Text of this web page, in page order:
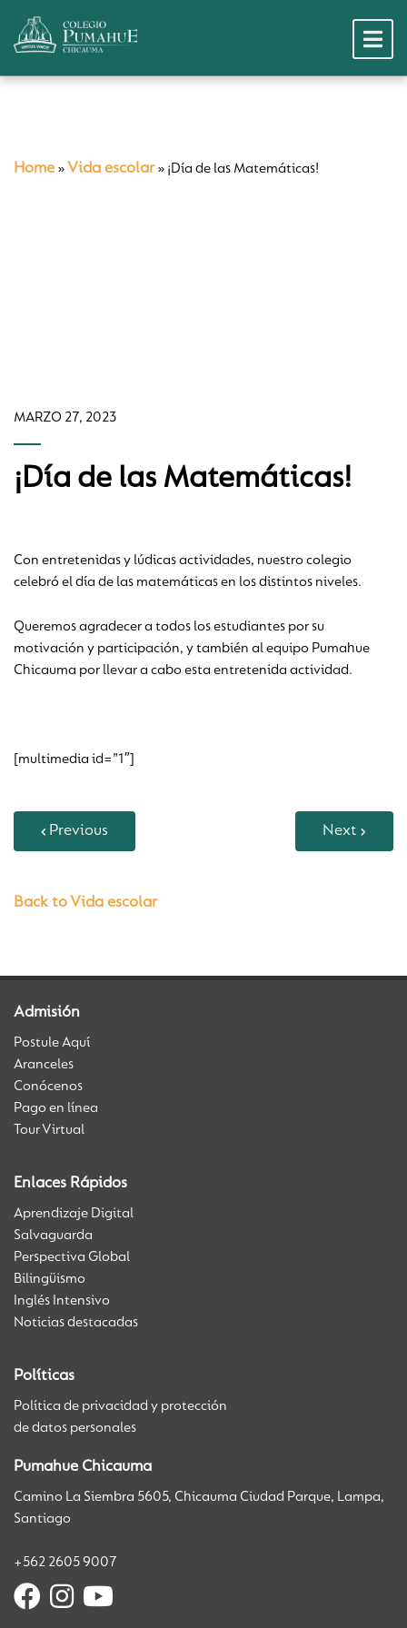
Home » Vida escolar» ¡Día de las Matemáticas!
MARZO 27, 2023
¡Día de las Matemáticas!
Con entretenidas y lúdicas actividades, nuestro colegio
celebró el día de las matemáticas en los distintos niveles.
Queremos agradecer a todos los estudiantes por su
motivación y participación, y también al equipo Pumahue
Chicauma por llevar a cabo esta entretenida actividad.
[multimedia id=”1″]
Previous Next
Back to Vida escolar
Admisión
Postule Aquí
Aranceles
Conócenos
Pago en línea
Tour Virtual
Enlaces Rápidos
Aprendizaje Digital
Salvaguarda
Perspectiva Global
Bilingüismo
Inglés Intensivo
Noticias destacadas
Políticas
Política de privacidad y protección
de datos personales
Pumahue Chicauma
Camino La Siembra 5605, Chicauma Ciudad Parque, Lampa,
Santiago
+562 2605 9007